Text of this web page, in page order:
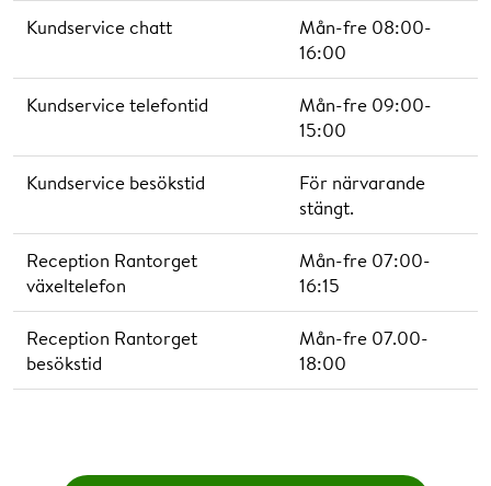
Vilken tid?
Kundservice chatt
Mån-fre 08:00-
16:00
Kundservice telefontid
Mån-fre 09:00-
15:00
Kundservice besökstid
För närvarande
stängt.
Reception Rantorget
växeltelefon
Mån-fre 07:00-
16:15
Reception Rantorget
besökstid
Mån-fre 07.00-
18:00